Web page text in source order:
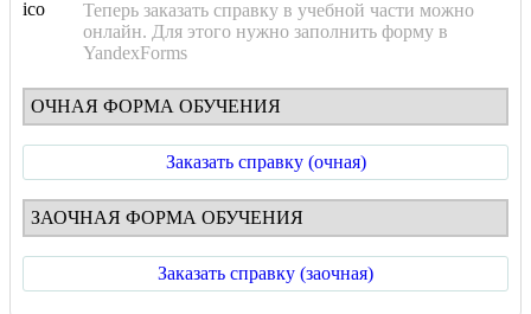
Теперь заказать справку в учебной части можно
онлайн. Для этого нужно заполнить форму в
YandexForms
ОЧНАЯ ФОРМА ОБУЧЕНИЯ
Заказать справку (очная)
ЗАОЧНАЯ ФОРМА ОБУЧЕНИЯ
Заказать справку (заочная)